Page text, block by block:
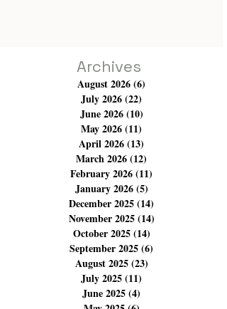
arrangements en toute discré
Archives
August 2026 (6)
July 2026 (22)22 posts
June 2026(10)10 posts
May 2026(11)11 posts
April 2026(13)13 posts
March 2026(12)12 posts
February 2026 (11)11 posts
January 2026 (5)5 posts
December 2025 (14)
November 2025(14)
October 2025 (14)
September 2025
August 2025 (23)